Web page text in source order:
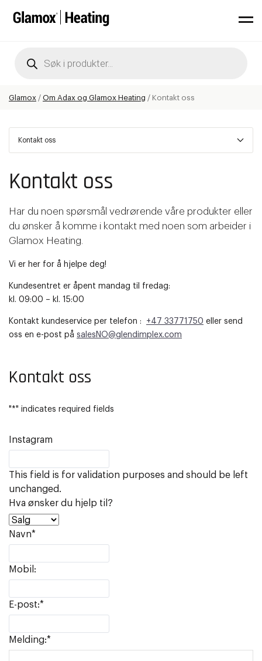
search
Glamox / Om Adax og Glamox Heating / Kontakt oss
Kontakt oss
Kontakt oss
Har du noen spørsmål vedrørende våre produkter eller
du ønsker å komme i kontakt med noen som arbeider i
Glamox Heating.
Vi er her for å hjelpe deg!
Kundesentret er åpent mandag til fredag:
kl. 09:00 – kl. 15:00
Kontakt kundeservice per telefon : +47 33771750 eller send
oss en e-post på salesNO@glendimplex.com
Kontakt oss
"*" indicates required fields
Instagram
This field is for validation purposes and should be left
unchanged.
Hva ønsker du hjelp til?
Navn*
Mobil:
E-post:*
Melding:*